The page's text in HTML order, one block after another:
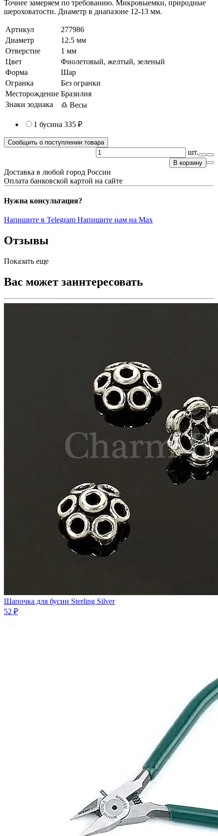
Точнее замеряем по требованию. Микровыемки, природные
шероховатости. Диаметр в диапазоне 12-13 мм.
Артикул
277986
Диаметр
12.5 мм
Отверстие
1 мм
Цвет
Фиолетовый, желтый, зеленый
Форма
Шар
Огранка
Без огранки
Месторождение Бразилия
Знаки зодиака
♎ Весы
1 бусина 335 ₽
Сообщить о поступлении товара
шт.
В корзину
Доставка в любой город России
Оплата банковской картой на сайте
Нужна консультация?
Напишите в Telegram Напишите нам на Max
Отзывы
Показать еще
Вас может заинтересовать
Шапочка для бусин Sterling Silver
52 ₽